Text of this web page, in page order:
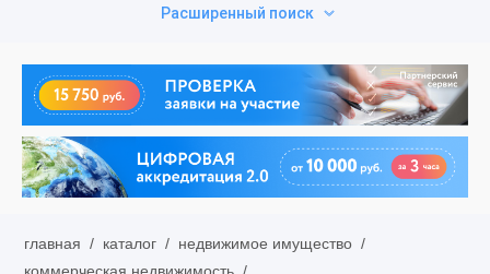
Расширенный поиск
главная / каталог / недвижимое имущество /